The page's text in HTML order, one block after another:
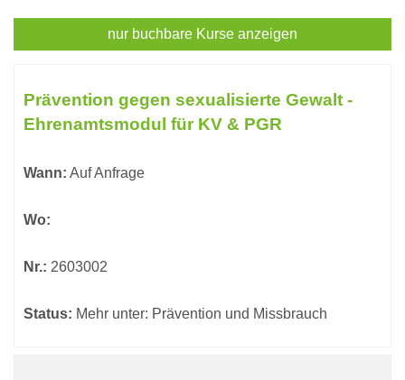
Kompetenzen
Tools
nur buchbare Kurse anzeigen
Tabellenüberschriften
sortiert
Prävention gegen sexualisierte Gewalt -
Ehrenamtsmodul für KV & PGR
Wann: Auf Anfrage
Wo:
Nr.: 2603002
Status: Mehr unter: Prävention und Missbrauch